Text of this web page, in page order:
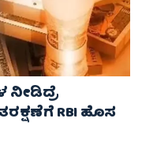
ನೀಡಿದ್ರೆ
RBI ಹೊಸ